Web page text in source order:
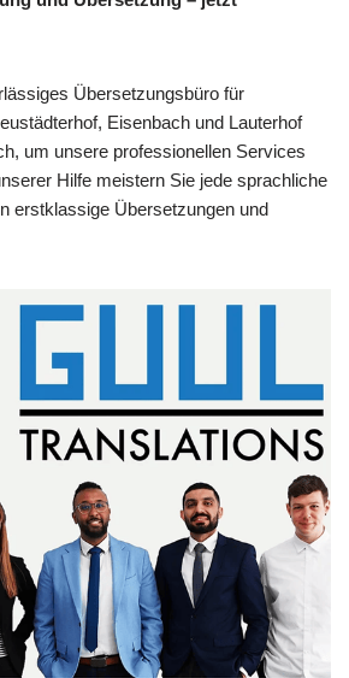
Übersetzungsbüro für
Eisenbach und Lauterhof
um unsere professionellen Services
Hilfe meistern Sie jede sprachliche
erstklassige Übersetzungen und